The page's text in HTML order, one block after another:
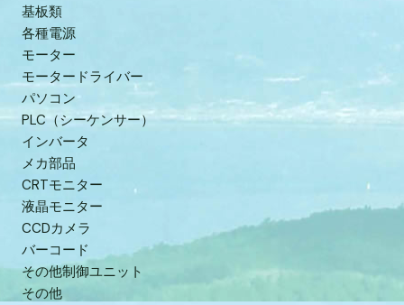
基板類
各種電源
モーター
モータードライバー
パソコン
PLC（シーケンサー）
インバータ
メカ部品
CRTモニター
液晶モニター
CCDカメラ
バーコード
その他制御ユニット
その他